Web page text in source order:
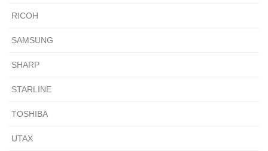
RICOH
SAMSUNG
SHARP
STARLINE
TOSHIBA
UTAX